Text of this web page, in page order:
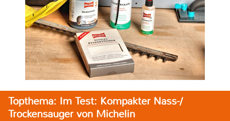
Topthema: Im Test: Kompakter Nass-/
Trockensauger von Michelin